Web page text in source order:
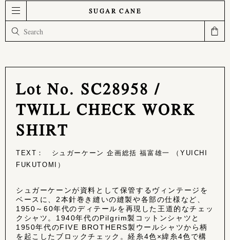
SUGAR CANE
Lot No. SC28958 /
TWILL CHECK WORK
SHIRT
TEXT： シュガーケーン 企画総括 福富雄一 （YUICHI
FUKUTOMI）
シュガーケーンが資料として保管するヴィンテージを
ベースに、2本針巻き縫いの縫製や各部の仕様など、
1950～60年代のディテールを再現した王道的なチェッ
クシャツ。1940年代のPilgrim製コットンシャツと
1950年代のFIVE BROTHERS製ウールシャツから柄
を起こしたブロックチェック。経糸4色×緯糸4色で構